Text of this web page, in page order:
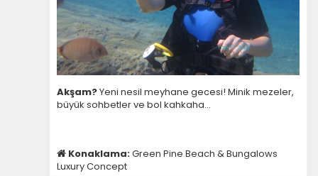
Oturum yönetimi, güvenlik ve temel site işlevleri için
gereklidir. Bu çerezler olmadan site düzgün çalışmaz
ve devre dışı bırakılamaz.
İstatistik Çerezleri
kullanıcıların nerede zorluk yaşadığını anlamamıza
yardımcı olur.
Akşam?Yeni nesil meyhane gecesi! Minik mezeler,
büyük sohbetler ve bol kahkaha…
Konaklama:Green Pine Beach & Bungalows
Luxury Concept